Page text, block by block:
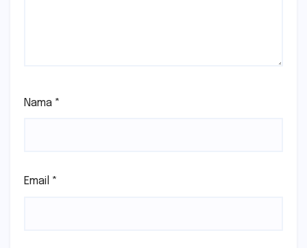
Nama *
Email *